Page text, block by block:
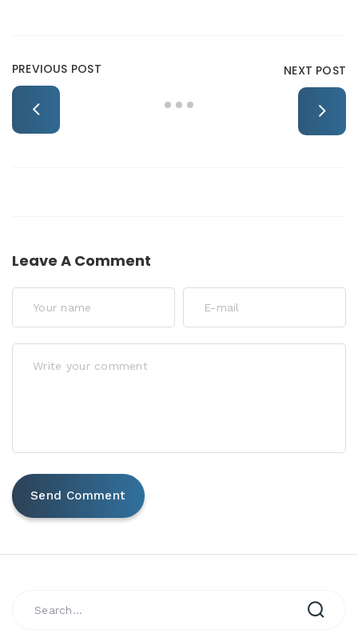
PREVIOUS POST NEXT POST
Leave A Comment